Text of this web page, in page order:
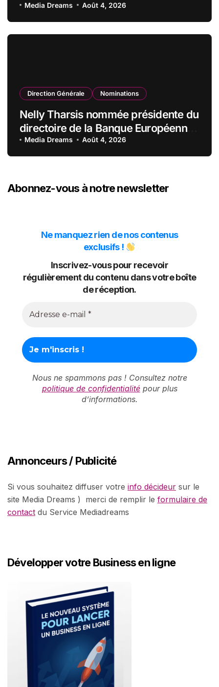
stratégiques
Media Dreams Août 4, 2026
Direction Générale Nominations
Nelly Tharsis nommée présidente du
directoire de la Banque Européenne
du Crédit Mutuel
Media Dreams Août 4, 2026
Abonnez-vous à notre newsletter
Ne manquez rien de nos contenus
exclusifs !
Inscrivez-vous pour recevoir
régulièrement du contenu dans votre boîte
de réception.
Nous ne spammons pas ! Consultez notre
politique de confidentialitépour plus
d’informations.
Annonceurs / Publicité
Si vous souhaitez diffuser votre info décideur sur le
site Media Dreams ) merci de remplir le formulaire de
contact du Service Mediadreams
Développer votre Business en ligne